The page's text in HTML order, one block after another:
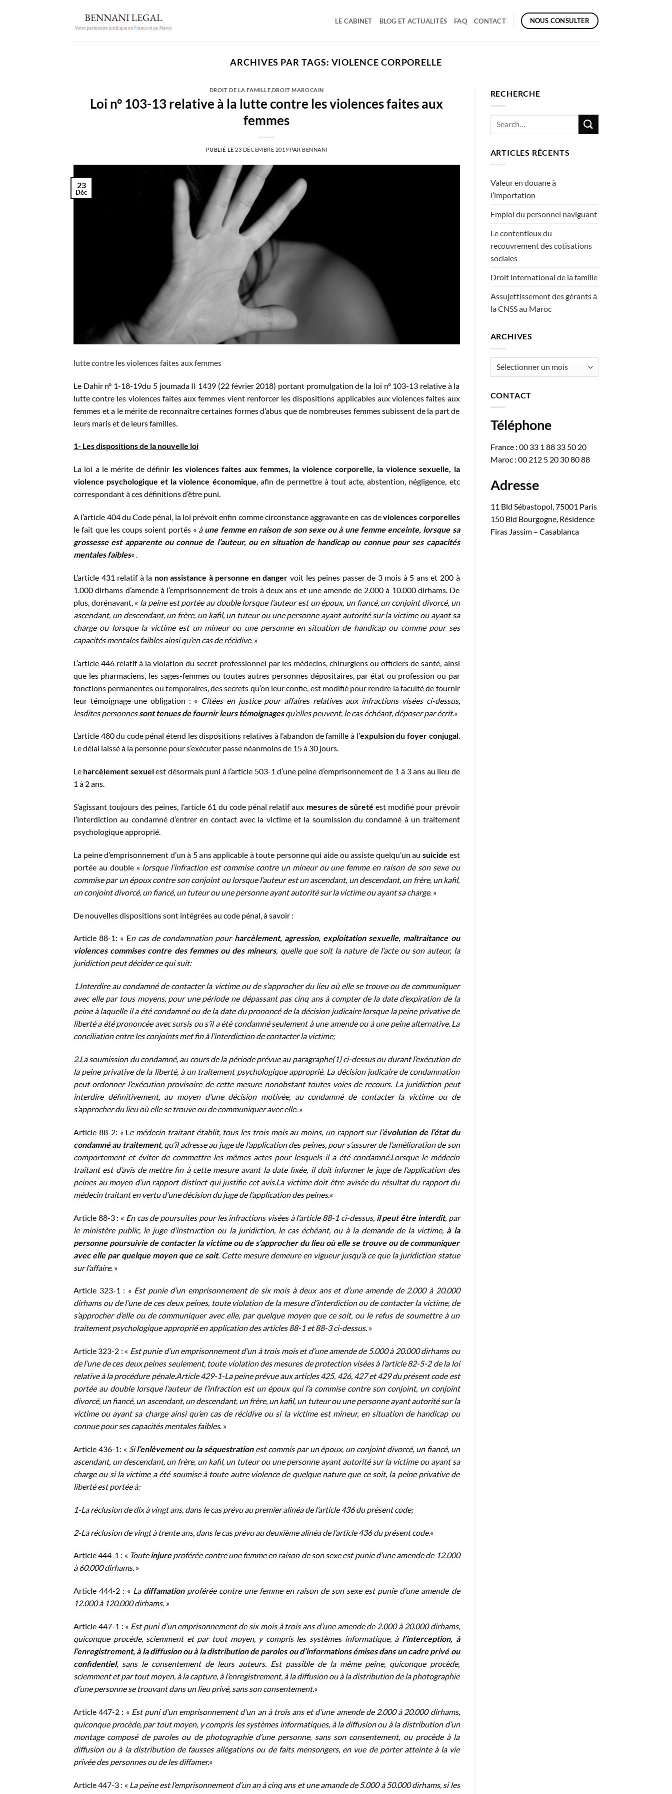
LE CABINET BLOG ET ACTUALITÉS FAQ CONTACT NOUS CONSULTER
ARCHIVES PAR TAGS: VIOLENCE CORPORELLE
DROIT DE LA FAMILLE DROIT MAROCAIN
Loi n° 103-13 relative à la lutte contre les violences faites aux
femmes
PUBLIÉ LE 23 DÉCEMBRE 2019 PAR BENNANI
23
Déc
lutte contre les violences faites aux femmes
Le Dahir n° 1-18-19du 5 joumada II 1439 (22 février 2018) portant promulgation de la loi n° 103-13 relative à la
lutte contre les violences faites aux femmes vient renforcer les dispositions applicables aux violences faites aux
femmes et a le mérite de reconnaître certaines formes d’abus que de nombreuses femmes subissent de la part de
leurs maris et de leurs familles.
1- Les dispositions de la nouvelle loi
La loi a le mérite de définir les violences faites aux femmes, la violence corporelle, la violence sexuelle, la
violence psychologique et la violence économique, afin de permettre à tout acte, abstention, négligence, etc
correspondant à ces définitions d’être puni.
A l’article 404 du Code pénal, la loi prévoit enfin comme circonstance aggravante en cas deviolences corporelles
le fait que les coups soient portés « à une femme en raison de son sexe ou à une femme enceinte, lorsque sa
grossesse est apparente ou connue de l’auteur, ou en situation de handicap ou connue pour ses capacités
mentales faibles« .
L’article 431 relatif à la non assistance à personne en danger voit les peines passer de 3 mois à 5 ans et 200 à
1.000 dirhams d’amende à l’emprisonnement de trois à deux ans et une amende de 2.000 à 10.000 dirhams. De
plus, dorénavant, « la peine est portée au double lorsque l’auteur est un époux, un fiancé, un conjoint divorcé, un
ascendant, un descendant, un frère, un kafil, un tuteur ou une personne ayant autorité sur la victime ou ayant sa
charge ou lorsque la victime est un mineur ou une personne en situation de handicap ou comme pour ses
capacités mentales faibles ainsi qu’en cas de récidive. »
L’article 446 relatif à la violation du secret professionnel par les médecins, chirurgiens ou officiers de santé, ainsi
que les pharmaciens, les sages-femmes ou toutes autres personnes dépositaires, par état ou profession ou par
fonctions permanentes ou temporaires, des secrets qu’on leur confie, est modifié pour rendre la faculté de fournir
leur témoignage une obligation : « Citées en justice pour affaires relatives aux infractions visées ci-dessus,
lesdites personnessont tenues de fournir leurs témoignagesqu’elles peuvent, le cas échéant, déposer par écrit.«
L’article 480 du code pénal étend les dispositions relatives à l’abandon de famille à l’expulsion du foyer conjugal.
Le délai laissé à la personne pour s’exécuter passe néanmoins de 15 à 30 jours.
Le harcèlement sexuelest désormais puni à l’article 503-1 d’une peine d’emprisonnement de 1 à 3 ans au lieu de
1 à 2 ans.
S’agissant toujours des peines, l’article 61 du code pénal relatif aux mesures de sûreté est modifié pour prévoir
l’interdiction au condamné d’entrer en contact avec la victime et la soumission du condamné à un traitement
psychologique approprié.
La peine d’emprisonnement d’un à 5 ans applicable à toute personne qui aide ou assiste quelqu’un au suicide est
portée au double « lorsque l’infraction est commise contre un mineur ou une femme en raison de son sexe ou
commise par un époux contre son conjoint ou lorsque l’auteur est un ascendant, un descendant, un frère, un kafil,
un conjoint divorcé, un fiancé, un tuteur ou une personne ayant autorité sur la victime ou ayant sa charge. »
De nouvelles dispositions sont intégrées au code pénal, à savoir :
Article 88-1: « En cas de condamnation pour harcèlement, agression, exploitation sexuelle, maltraitance ou
violences commises contre des femmes ou des mineurs, quelle que soit la nature de l’acte ou son auteur, la
juridiction peut décider ce qui suit:
1.Interdire au condamné de contacter la victime ou de s’approcher du lieu où elle se trouve ou de communiquer
avec elle par tous moyens, pour une période ne dépassant pas cinq ans à compter de la date d’expiration de la
peine à laquelle il a été condamné ou de la date du prononcé de la décision judicaire lorsque la peine privative de
liberté a été prononcée avec sursis ou s’il a été condamné seulement à une amende ou à une peine alternative. La
conciliation entre les conjoints met fin à l’interdiction de contacter la victime;
2.La soumission du condamné, au cours de la période prévue au paragraphe(1) ci-dessus ou durant l’exécution de
la peine privative de la liberté, à un traitement psychologique approprié. La décision judicaire de condamnation
peut ordonner l’exécution provisoire de cette mesure nonobstant toutes voies de recours. La juridiction peut
interdire définitivement, au moyen d’une décision motivée, au condamné de contacter la victime ou de
s’approcher du lieu où elle se trouve ou de communiquer avec elle. »
Article 88-2: « Le médecin traitant établit, tous les trois mois au moins, un rapport sur l’évolution de l’état du
condamné au traitement, qu’il adresse au juge de l’application des peines, pour s’assurer de l’amélioration de son
comportement et éviter de commettre les mêmes actes pour lesquels il a été condamné.Lorsque le médecin
traitant est d’avis de mettre fin à cette mesure avant la date fixée, il doit informer le juge de l’application des
peines au moyen d’un rapport distinct qui justifie cet avis.La victime doit être avisée du résultat du rapport du
médecin traitant en vertu d’une décision du juge de l’application des peines.«
Article 88-3 : « En cas de poursuites pour les infractions visées à l’article 88-1 ci-dessus, il peut être interdit, par
le ministère public, le juge d’instruction ou la juridiction, le cas échéant, ou à la demande de la victime, à la
personne poursuivie de contacter la victime ou de s’approcher du lieu où elle se trouve ou de communiquer
avec elle par quelque moyen que ce soit. Cette mesure demeure en vigueur jusqu’à ce que la juridiction statue
sur l’affaire. »
Article 323-1 : « Est punie d’un emprisonnement de six mois à deux ans et d’une amende de 2.000 à 20.000
dirhams ou de l’une de ces deux peines, toute violation de la mesure d’interdiction ou de contacter la victime, de
s’approcher d’elle ou de communiquer avec elle, par quelque moyen que ce soit, ou le refus de soumettre à un
traitement psychologique approprié en application des articles 88-1 et 88-3 ci-dessus. »
Article 323-2 : « Est punie d’un emprisonnement d’un à trois mois et d’une amende de 5.000 à 20.000 dirhams ou
de l’une de ces deux peines seulement, toute violation des mesures de protection visées à l’article 82-5-2 de la loi
relative à la procédure pénale.Article 429-1-La peine prévue aux articles 425, 426, 427 et 429 du présent code est
portée au double lorsque l’auteur de l’infraction est un époux qui l’a commise contre son conjoint, un conjoint
divorcé, un fiancé, un ascendant, un descendant, un frère, un kafil, un tuteur ou une personne ayant autorité sur la
victime ou ayant sa charge ainsi qu’en cas de récidive ou si la victime est mineur, en situation de handicap ou
connue pour ses capacités mentales faibles. »
Article 436-1: « Sil’enlèvement ou la séquestrationest commis par un époux, un conjoint divorcé, un fiancé, un
ascendant, un descendant, un frère, un kafil, un tuteur ou une personne ayant autorité sur la victime ou ayant sa
charge ou si la victime a été soumise à toute autre violence de quelque nature que ce soit, la peine privative de
liberté est portée à:
1-La réclusion de dix à vingt ans, dans le cas prévu au premier alinéa de l’article 436 du présent code;
2-La réclusion de vingt à trente ans, dans le cas prévu au deuxième alinéa de l’article 436 du présent code.«
Article 444-1 : « Touteinjureproférée contre une femme en raison de son sexe est punie d’une amende de 12.000
à 60.000 dirhams. »
Article 444-2 : « La diffamationproférée contre une femme en raison de son sexe est punie d’une amende de
12.000 à 120.000 dirhams. »
Article 447-1 : « Est puni d’un emprisonnement de six mois à trois ans d’une amende de 2.000 à 20.000 dirhams,
quiconque procède, sciemment et par tout moyen, y compris les systèmes informatique, à l’interception, à
l’enregistrement, à la diffusion ou à la distribution de paroles ou d’informations émises dans un cadre privé ou
confidentiel, sans le consentement de leurs auteurs. Est passible de la même peine, quiconque procède,
sciemment et par tout moyen, à la capture, à l’enregistrement, à la diffusion ou à la distribution de la photographie
d’une personne se trouvant dans un lieu privé, sans son consentement.«
Article 447-2 : « Est puni d’un emprisonnement d’un an à trois ans et d’une amende de 2.000 à 20.000 dirhams,
quiconque procède, par tout moyen, y compris les systèmes informatiques, à la diffusion ou à la distribution d’un
montage composé de paroles ou de photographie d’une personne, sans son consentement, ou procède à la
diffusion ou à la distribution de fausses allégations ou de faits mensongers, en vue de porter atteinte à la vie
privée des personnes ou de les diffamer.«
Article 447-3 : « La peine est l’emprisonnement d’un an à cinq ans et une amande de 5.000 à 50.000 dirhams, si les
RECHERCHE
ARTICLES RÉCENTS
Valeur en douane à
l’importation
Emploi du personnel naviguant
Le contentieux du
recouvrement des cotisations
sociales
Droit international de la famille
Assujettissement des gérants à
la CNSS au Maroc
ARCHIVES
Archives
CONTACT
Téléphone
France : 00 33 1 88 33 50 20
Maroc : 00 212 5 20 30 80 88
Adresse
11 Bld Sébastopol, 75001 Paris
150 Bld Bourgogne, Résidence
Firas Jassim – Casablanca